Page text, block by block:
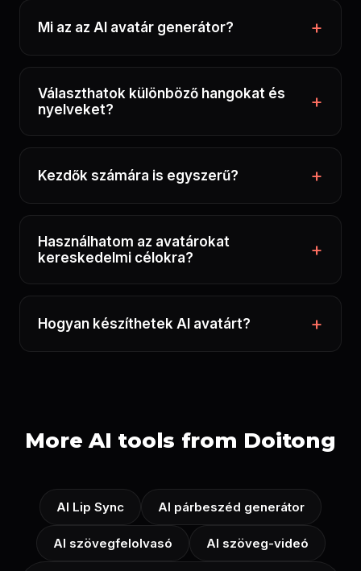
Mi az az AI avatár generátor?
Választhatok különböző hangokat és
nyelveket?
Kezdők számára is egyszerű?
Használhatom az avatárokat
kereskedelmi célokra?
Hogyan készíthetek AI avatárt?
More AI tools from Doitong
AI Lip Sync AI párbeszéd generátor
AI szövegfelolvasó AI szöveg-videó